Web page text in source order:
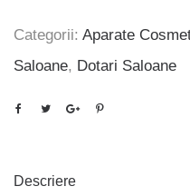
Categorii: Aparate
Saloane, Dotari Saloane
Descriere